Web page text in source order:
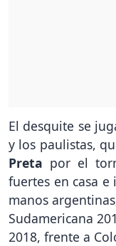
El desquite se
y los paulistas,
Preta por el
fuertes en casa
manos
Sudamericana
2018, frente a